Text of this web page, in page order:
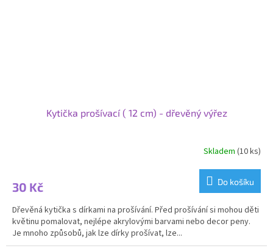
Kytička prošívací ( 12 cm) - dřevěný výřez
Skladem (10 ks)
30 Kč Do košíku
Dřevěná kytička s dírkami na prošívání. Před prošívání si mohou děti
květinu pomalovat, nejlépe akrylovými barvami nebo decor peny.
Je mnoho způsobů, jak lze dírky prošívat, lze...